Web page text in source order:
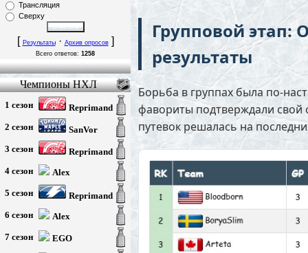
Трансляция
Сверху
[ Результаты· Архив опросов]
Всего ответов: 1258
Чемпионы НХЛ
1 сезон
Reprimand
2 сезон
SanVor
3 сезон
Reprimand
4 сезон
Alex
5 сезон
Reprimand
6 сезон
Alex
7 сезон
EGO
Групповой этап:
результаты
Борьба в группах была по-
фавориты подтверждали свой
путевок решалась на